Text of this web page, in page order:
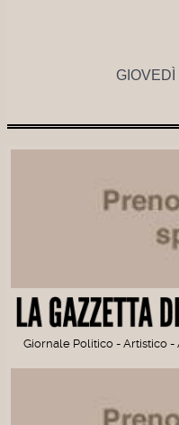
GIOVEDÌ
Giornale Politico - Artistico